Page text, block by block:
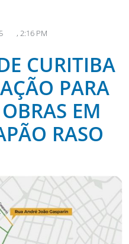
, 2:16 PM
CURITIBA
PARA
EM
RASO